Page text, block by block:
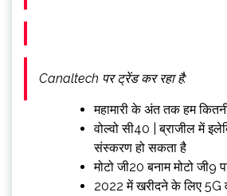
Canaltech पर ट्रेंड कर रहा है:
महामारी के अंत तक हम
वोल्वो सी40 | ब्राजील में
संस्करण हो सकता है
मोटो जी20 बनाम मोटो जी9
2022 में खरीदने के लिए 5G